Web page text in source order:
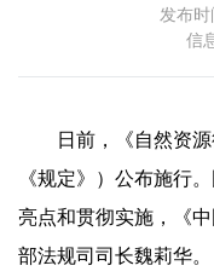
发布
信
日前，《自然资源
《规定》）公布施行
亮点和贯彻实施，《
部法规司司长魏莉华。